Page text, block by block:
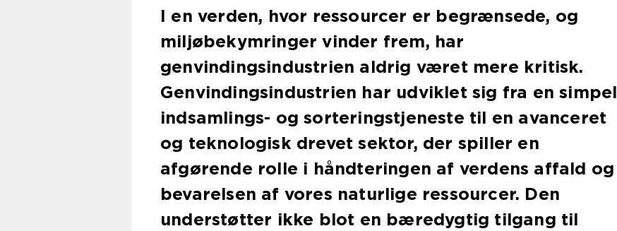
I en verden, hvor ressourcer er begrænsede, og
miljøbekymringer vinder frem, har
genvindingsindustrien aldrig været mere kritisk.
Genvindingsindustrien har udviklet sig fra en simpel
indsamlings- og sorteringstjeneste til en avanceret
og teknologisk drevet sektor, der spiller en
afgørende rolle i håndteringen af verdens affald og
bevarelsen af vores naturlige ressourcer. Den
understøtter ikke blot en bæredygtig tilgang til